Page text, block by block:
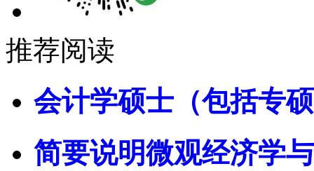
推荐阅读
会计学硕士（包括专
简要说明微观经济学